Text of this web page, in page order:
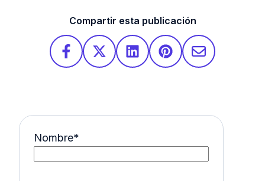
Compartir esta publicación
Nombre*